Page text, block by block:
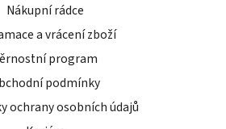
Nákupní rádce
a vrácení zboží
program
podmínky
ochrany osobních údajů